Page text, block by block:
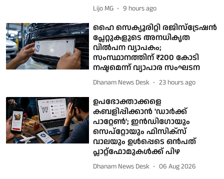
Lijo MG 9 hours ago
ഹൈ സെക്യൂരിറ്റി രജിസ്‌ട്രേഷന്‍
പ്ലേറ്റുകളുടെ അനധികൃത
വില്‍പന വ്യാപകം;
സംസ്ഥാനത്തിന് ₹200 കോടി
നഷ്ടമെന്ന് വ്യാപാര സംഘടന
Dhanam News Desk 23 hours ago
ഉപഭോക്താക്കളെ
കബളിപ്പിക്കാന്‍ 'ഡാര്‍ക്ക്
പാറ്റേണ്‍'; ഇന്‍ഡിഗോയും
സെപ്റ്റോയും ഫിസിക്സ്
വാലയും ഉള്‍പ്പെടെ ഒന്‍പത്
പ്ലാറ്റ്ഫോമുകള്‍ക്ക് പിഴ
Dhanam News Desk 06 Aug 2026